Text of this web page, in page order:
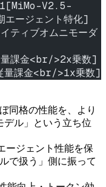
ージェント特化]
課金<br/>2x乗数]
量課金<br/>1x乗数]
同格の性能を、より
デル」という立ち位
ージェント性能を保
で扱う」側に振って